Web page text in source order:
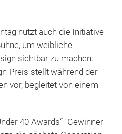
nutzt auch die Initiative
um weibliche
sichtbar zu machen.
Preis stellt während der
vor, begleitet von einem
40 Awards“- Gewinner